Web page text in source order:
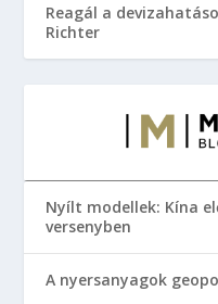
Reagál a
Richter
Nyílt modellek: Kína
versenyben
A nyersanyagok